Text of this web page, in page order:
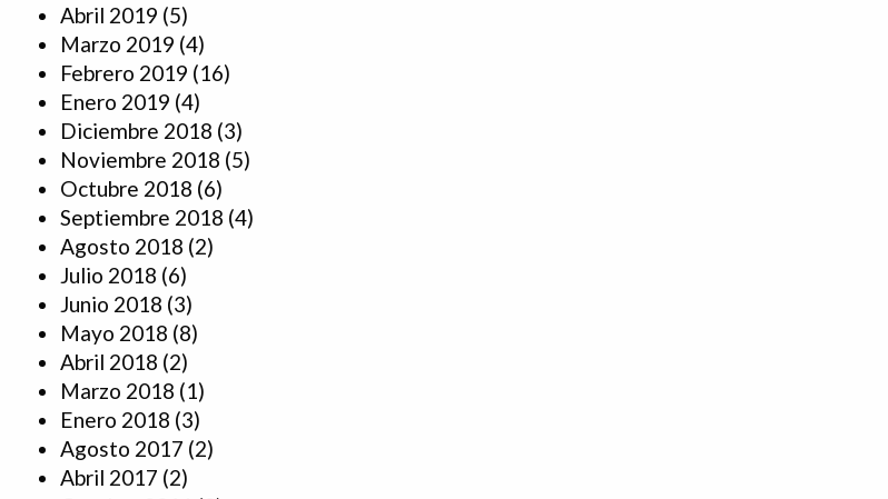
Abril 2019 (5)
Marzo 2019 (4)
Febrero 2019 (16)
Enero 2019 (4)
Diciembre 2018 (3)
Noviembre 2018 (5)
Octubre 2018 (6)
Septiembre 2018 (4)
Agosto 2018 (2)
Julio 2018 (6)
Junio 2018 (3)
Mayo 2018 (8)
Abril 2018 (2)
Marzo 2018 (1)
Enero 2018 (3)
Agosto 2017 (2)
Abril 2017 (2)